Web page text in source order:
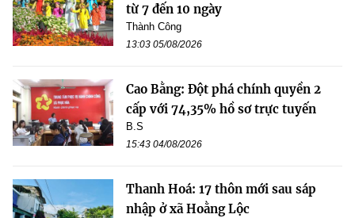
từ 7 đến 10 ngày
Thành Công
13:03 05/08/2026
Cao Bằng: Đột phá chính quyền 2
cấp với 74,35% hồ sơ trực tuyến
B.S
15:43 04/08/2026
Thanh Hoá: 17 thôn mới sau sáp
nhập ở xã Hoằng Lộc